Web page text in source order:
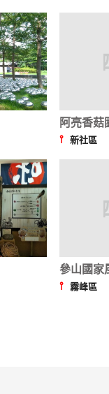
阿亮香菇
⫯ 新社區
參山國
⫯ 霧峰區